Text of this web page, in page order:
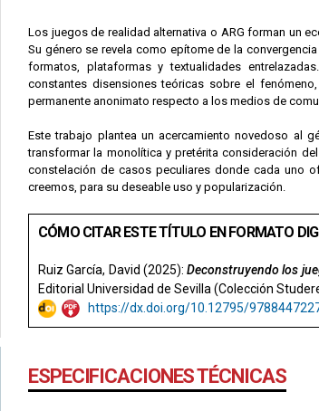
Los juegos de realidad alternativa o ARG forman un
Su género se revela como epítome de la
formatos, plataformas y textualidades
constantes disensiones teóricas sobre el
permanente anonimato respecto a los medios de
Este trabajo plantea un acercamiento novedoso al
transformar la monolítica y pretérita consideración
constelación de casos peculiares donde cada uno
creemos, para su deseable uso y popularización.
CÓMO CITAR ESTE TÍTULO EN FORMATO
Ruiz García, David (2025):Deconstruyendo los
Editorial Universidad de Sevilla (Colección
https://dx.doi.org/10.12795/
ESPECIFICACIONES TÉCNICAS